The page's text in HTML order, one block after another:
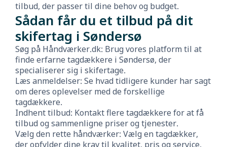
tilbud, der passer til dine behov og budget.
Sådan får du et tilbud på dit
skifertag i Søndersø
Søg på Håndværker.dk: Brug vores platform til at
finde erfarne tagdækkere i Søndersø, der
specialiserer sig i skifertage.
Læs anmeldelser: Se hvad tidligere kunder har sagt
om deres oplevelser med de forskellige
tagdækkere.
Indhent tilbud: Kontakt flere tagdækkere for at få
tilbud og sammenligne priser og tjenester.
Vælg den rette håndværker: Vælg en tagdækker,
der opfylder dine krav til kvalitet, pris og service.